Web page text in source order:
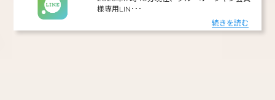
様専用LIN･･･
続きを読む